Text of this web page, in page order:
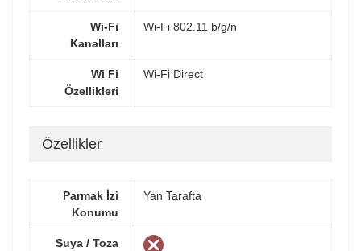
Wi-Fi
Kanalları
Wi-Fi 802.11 b/g/n
Wi Fi
Özellikleri
Wi-Fi Direct
Özellikler
Parmak İzi
Konumu
Yan Tarafta
Suya / Toza